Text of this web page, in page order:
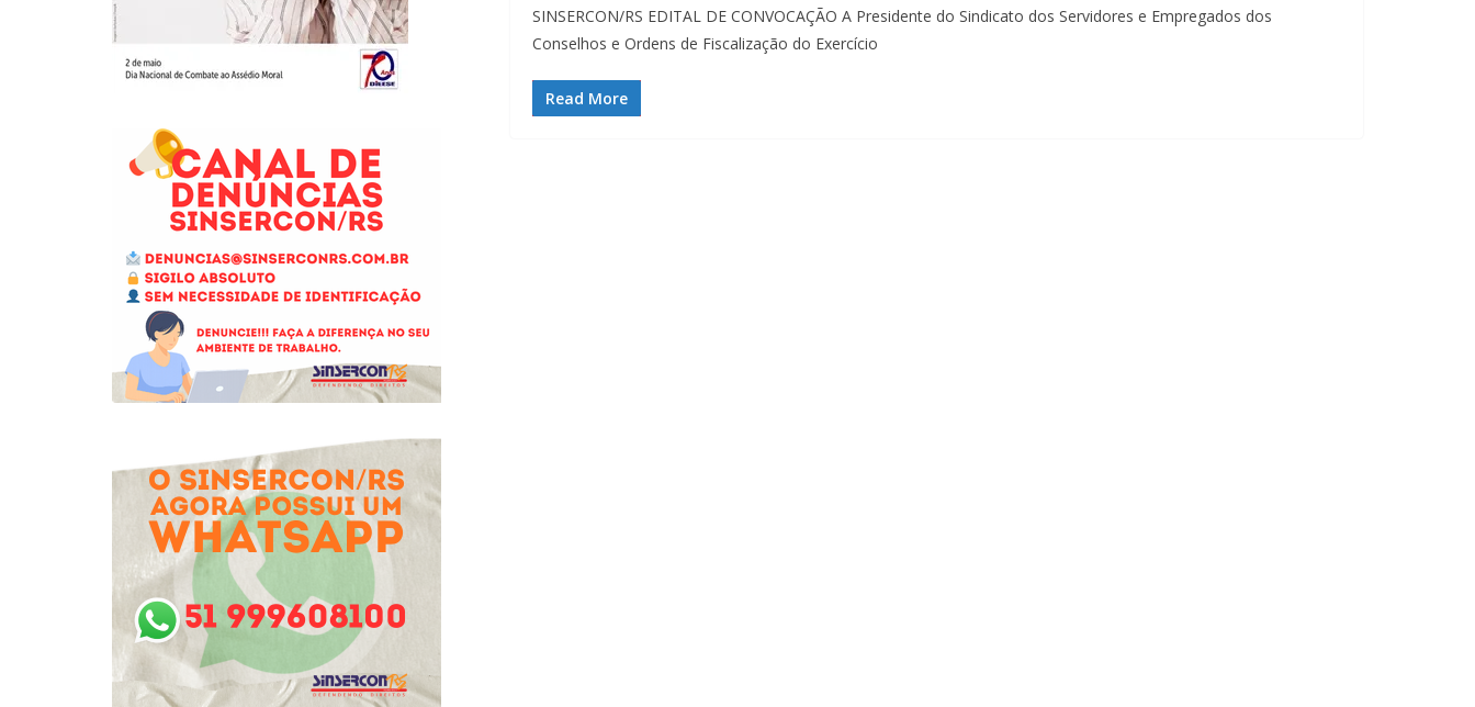
SINSERCON/RS EDITAL DE CONVOCAÇÃO A Presidente do Sindicato dos Servidores e Empregados dos
Conselhos e Ordens de Fiscalização do Exercício
Read More